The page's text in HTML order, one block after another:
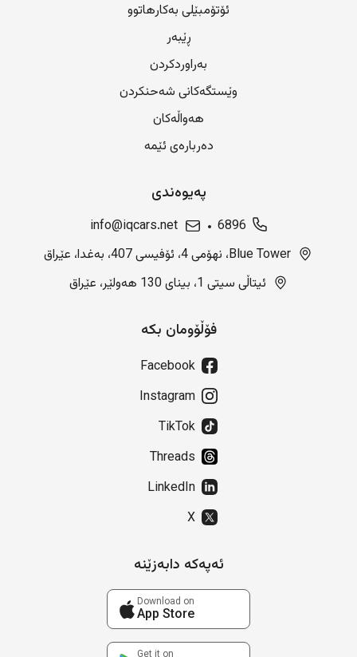
ئۆتۆمبێلی بەکارهاتوو
ڕێبەر
بەراوردکردن
وێستگەکانی شەحنکردن
هەواڵەکان
دەربارەی ئێمە
پەیوەندی
6896
info@iqcars.net
Blue Tower، نهۆمی 4، ئۆفیسی 407، بەغدا، عێراق
ئیتاڵی سیتی 1، بینای 130 هەولێر، عێراق
فۆڵۆومان بکە
Facebook
Instagram
TikTok
Threads
LinkedIn
X
ئەپەکە دابەزێنە
Download on
App Store